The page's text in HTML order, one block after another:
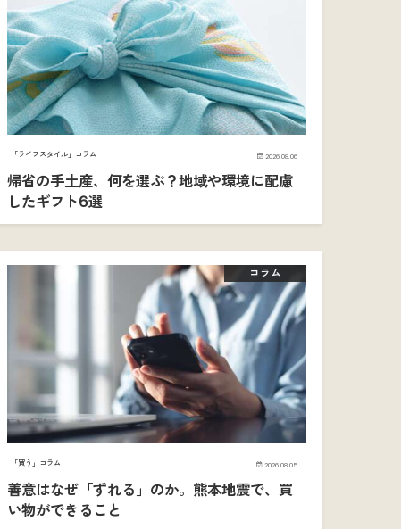
「ライフスタイル」コラム 2026.08.06
帰省の手土産、何を選ぶ？地域や環境に配慮
したギフト6選
コラム
「買う」コラム 2026.08.05
善意はなぜ「ずれる」のか。熊本地震で、買
い物ができること